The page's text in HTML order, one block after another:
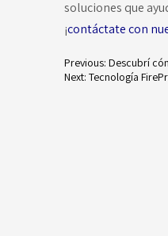
soluciones que
¡contáctate con
Previous: Descubrí
Next: Tecnología